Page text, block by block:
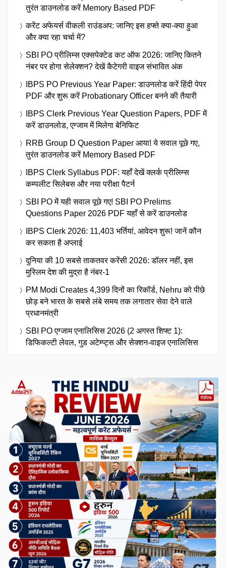
तुरंत डाउनलोड करें Memory Based PDF
करेंट अफेयर्स वीकली राउंडअप: जानिए इस हफ्ते क्या-क्या हुआ
और क्या रहा चर्चा में?
SBI PO प्रीलिम्स एक्सपेक्टेड कट ऑफ 2026: जानिए कितने
नंबर पर होगा सेलेक्शन? देखें कैटेगरी वाइज संभावित अंक
IBPS PO Previous Year Paper: डाउनलोड करें हिंदी पेपर
PDF और शुरू करें Probationary Officer बनने की तैयारी
IBPS Clerk Previous Year Question Papers, PDF में
करें डाउनलोड, एग्जाम में मिलेगा बेनिफिट
RRB Group D Question Paper आया! ये सवाल पूछे गए,
तुरंत डाउनलोड करें Memory Based PDF
IBPS Clerk Syllabus PDF: यहाँ देखें क्लर्क प्रीलिम्स
कम्पलीट सिलेबस और नया परीक्षा पैटर्न
SBI PO में यही सवाल पूछे गए! SBI PO Prelims
Questions Paper 2026 PDF यहाँ से करें डाउनलोड
IBPS Clerk 2026: 11,403 भर्तियां, आवेदन शुरू! जानें कौन
कर सकता है अप्लाई
दुनिया की 10 सबसे ताकतवर करेंसी 2026: डॉलर नहीं, इस
मुस्लिम देश की मुद्रा है नंबर-1
PM Modi Creates 4,399 दिनों का रिकॉर्ड, Nehru को पीछे
छोड़ बने भारत के सबसे लंबे समय तक लगातार सेवा देने वाले
प्रधानमंत्री
SBI PO एग्जाम एनालिसिस 2026 (2 अगस्त शिफ्ट 1):
डिफिकल्टी लेवल, गुड अटेम्प्ट्स और सेक्शन-वाइज एनालिसिस